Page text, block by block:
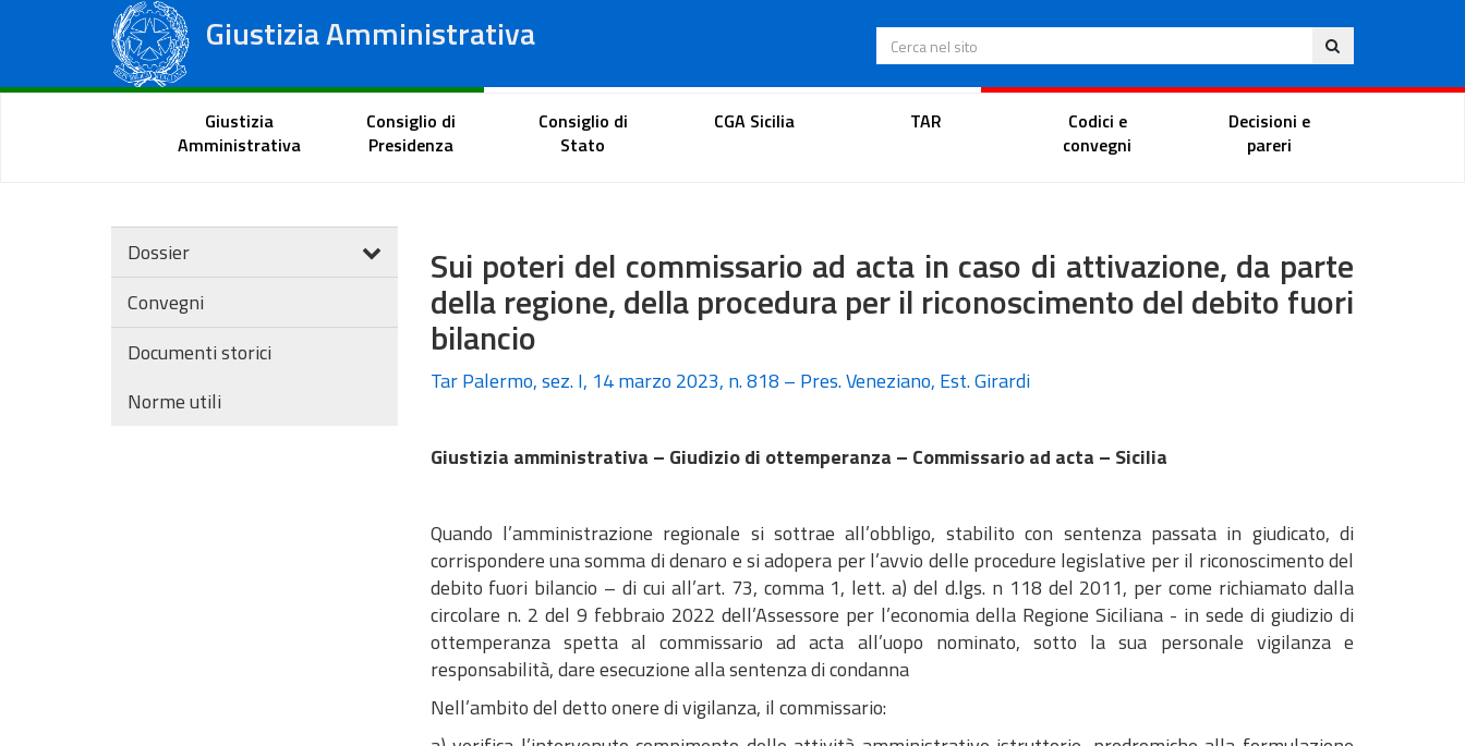
Giustizia Amministrativa
Tribunali Amministrativi Regionali
Ita
Cerca nel sito
Portale del cittadino Portale dell'avvocato Portale del magistrato
Giustizia
Amministrativa
Consiglio di
Presidenza
Consiglio di
Stato
CGA Sicilia TAR
Codici e
convegni
Decisioni e
pareri
Dossier
Convegni
Documenti storici
Norme utili
Sui poteri del commissario ad acta in caso di attivazione, da parte
della regione, della procedura per il riconoscimento del debito fuori
bilancio
Tar Palermo, sez. I, 14 marzo 2023, n. 818 – Pres. Veneziano, Est. Girardi
Giustizia amministrativa – Giudizio di ottemperanza – Commissario ad acta – Sicilia
Quando l’amministrazione regionale si sottrae all’obbligo, stabilito con sentenza passata in giudicato, di
corrispondere una somma di denaro e si adopera per l’avvio delle procedure legislative per il riconoscimento del
debito fuori bilancio – di cui all’art. 73, comma 1, lett. a) del d.lgs. n 118 del 2011, per come richiamato dalla
circolare n. 2 del 9 febbraio 2022 dell’Assessore per l’economia della Regione Siciliana - in sede di giudizio di
ottemperanza spetta al commissario ad acta all’uopo nominato, sotto la sua personale vigilanza e
responsabilità, dare esecuzione alla sentenza di condanna
Nell’ambito del detto onere di vigilanza, il commissario: